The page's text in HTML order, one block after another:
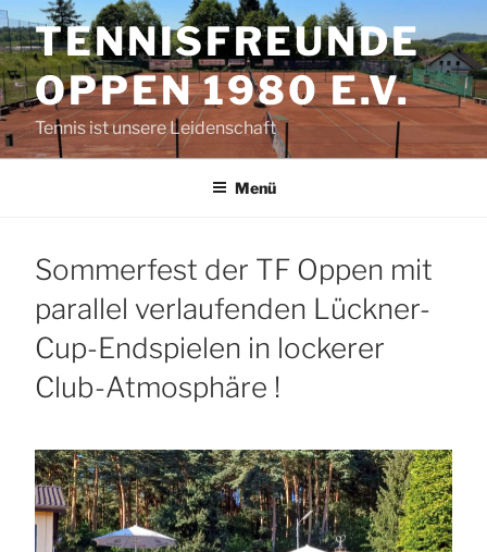
Zum
Inhalt
springenTENNISFREUNDE
OPPEN 1980 E.V.
Tennis ist unsere Leidenschaft
Menü
Sommerfest der TF Oppen mit
parallel verlaufenden Lückner-
Cup-Endspielen in lockerer
Club-Atmosphäre !